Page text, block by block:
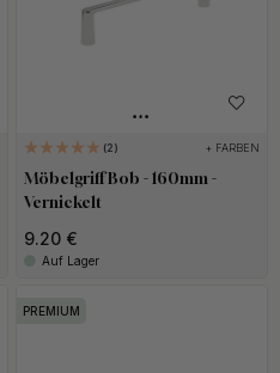
2 + FARBEN
Möbelgriff Bob - 160mm -
Vernickelt
9.20 €
Auf Lager
PREMIUM